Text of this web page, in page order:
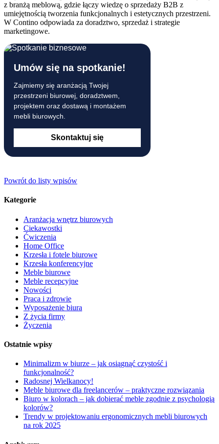
z branżą meblową, gdzie łączy wiedzę o sprzedaży B2B z
umiejętnością tworzenia funkcjonalnych i estetycznych przestrzeni.
W Contino odpowiada za doradztwo, sprzedaż i strategie
marketingowe.
Umów się na spotkanie!
Zajmiemy się aranżacją Twojej
przestrzeni biurowej, doradztwem,
projektem oraz dostawą i montażem
mebli biurowych.
Skontaktuj się
Powrót do listy wpisów
Kategorie
Aranżacja wnętrz biurowych
Ciekawostki
Ćwiczenia
Home Office
Krzesła i fotele biurowe
Krzesła konferencyjne
Meble biurowe
Meble recepcyjne
Nowości
Praca i zdrowie
Wyposażenie biura
Z życia firmy
Życzenia
Ostatnie wpisy
Minimalizm w biurze – jak osiągnąć czystość i
funkcjonalność?
Radosnej Wielkanocy!
Meble biurowe dla freelancerów – praktyczne rozwiązania
Biuro w kolorach – jak dobierać meble zgodnie z psychologią
kolorów?
Trendy w projektowaniu ergonomicznych mebli biurowych
na rok 2025